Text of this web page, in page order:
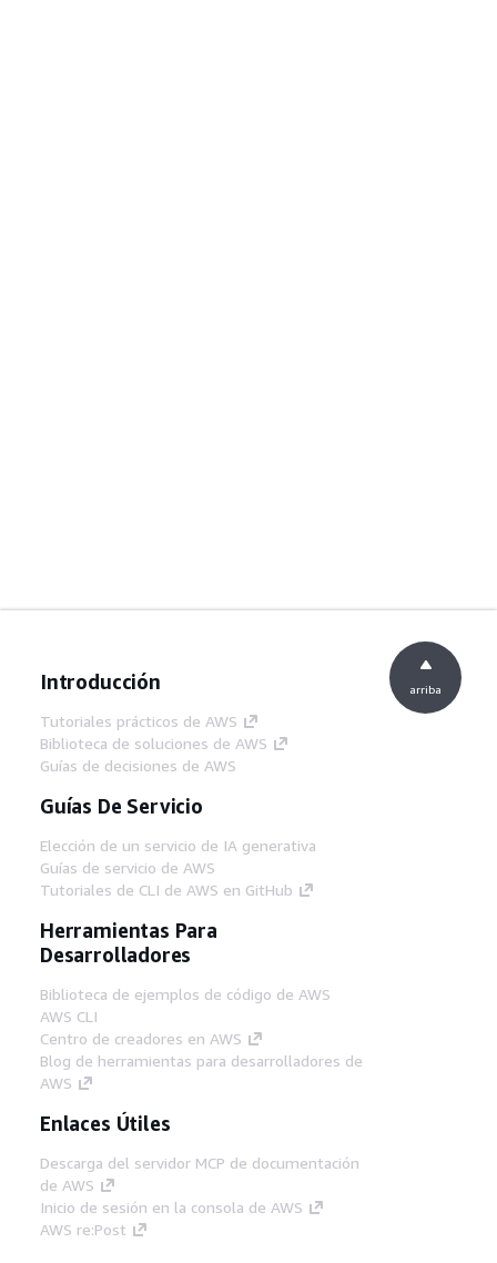
Introducción
Tutoriales prácticos de AWS
Biblioteca de soluciones de AWS
Guías de decisiones de AWS
Guías De Servicio
Elección de un servicio de IA generativa
Guías de servicio de AWS
Tutoriales de CLI de AWS en GitHub
Herramientas Para
Desarrolladores
Biblioteca de ejemplos de código de AWS
AWS CLI
Centro de creadores en AWS
Blog de herramientas para desarrolladores de
AWS
Enlaces Útiles
Descarga del servidor MCP de documentación
de AWS
Inicio de sesión en la consola de AWS
AWS re:Post
arriba